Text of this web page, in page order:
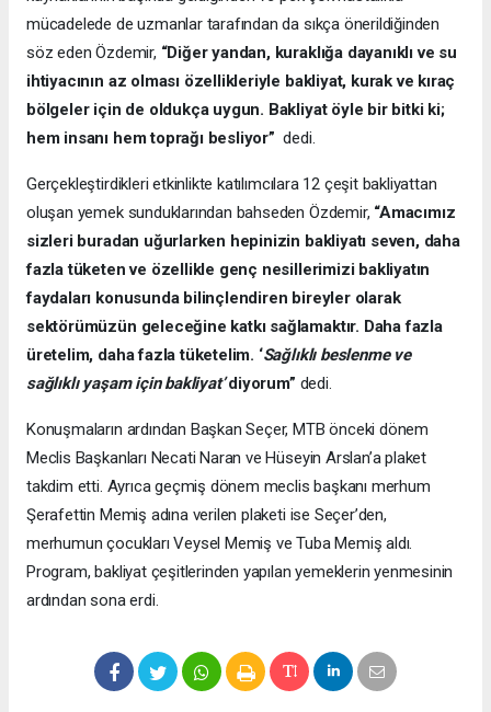
mücadelede de uzmanlar tarafından da sıkça önerildiğinden
söz eden Özdemir, “Diğer yandan, kuraklığa dayanıklı ve su
ihtiyacının az olması özellikleriyle bakliyat, kurak ve kıraç
bölgeler için de oldukça uygun. Bakliyat öyle bir bitki ki;
hem insanı hem toprağı besliyor”dedi.
Gerçekleştirdikleri etkinlikte katılımcılara 12 çeşit bakliyattan
oluşan yemek sunduklarından bahseden Özdemir, “Amacımız
sizleri buradan uğurlarken hepinizin bakliyatı seven, daha
fazla tüketen ve özellikle genç nesillerimizi bakliyatın
faydaları konusunda bilinçlendiren bireyler olarak
sektörümüzün geleceğine katkı sağlamaktır. Daha fazla
üretelim, daha fazla tüketelim. ‘Sağlıklı beslenme ve
sağlıklı yaşam için bakliyat’diyorum” dedi.
Konuşmaların ardından Başkan Seçer, MTB önceki dönem
Meclis Başkanları Necati Naran ve Hüseyin Arslan’a plaket
takdim etti. Ayrıca geçmiş dönem meclis başkanı merhum
Şerafettin Memiş adına verilen plaketi ise Seçer’den,
merhumun çocukları Veysel Memiş ve Tuba Memiş aldı.
Program, bakliyat çeşitlerinden yapılan yemeklerin yenmesinin
ardından sona erdi.